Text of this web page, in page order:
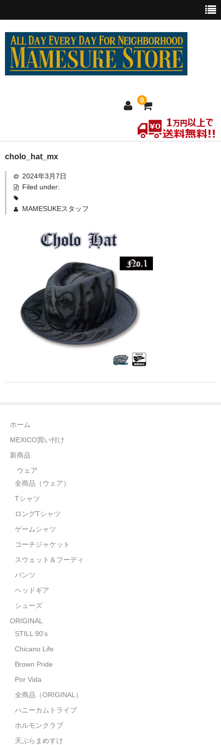
0
ホーム
MEXICO買い付け
新商品
全商品（ウェア）
ロングTシャツ
ゲームシャツ
コーチジャケット
スウェット＆フーディ
ヘッドギア
ORIGINAL
STILL 90’s
Brown Pride
全商品（ORIGINAL）
ハニーカムトライプ
天ぷらまめすけ
C D / D V D
全商品（CD/DVD）
DJ SANTANA
Japanese Rap
MotiveRecords
cholo_hat_mx
2024年3月7日
Filed under:
MAMESUKEスタッフ
ホーム
MEXICO買い付け
新商品
ウェア
全商品（ウェア）
Tシャツ
ロングTシャツ
ゲームシャツ
コーチジャケット
スウェット＆フーディ
パンツ
ヘッドギア
シューズ
ORIGINAL
STILL 90’s
Chicano Life
Brown Pride
Por Vida
全商品（ORIGINAL）
ハニーカムトライプ
ホルモンクラブ
天ぷらまめすけ